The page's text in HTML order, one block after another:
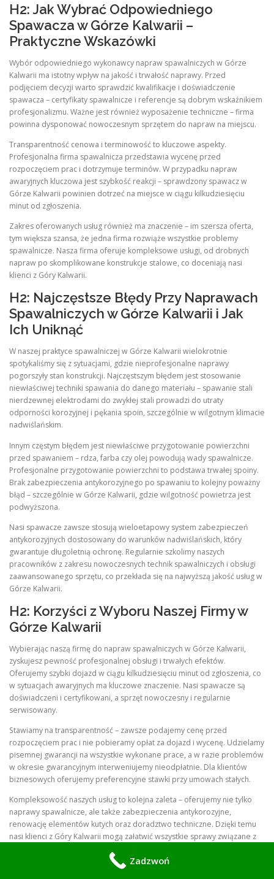
H2: Jak Wybrać Odpowiedniego
Spawacza w Górze Kalwarii –
Praktyczne Wskazówki
Wybór odpowiedniego wykonawcy napraw spawalniczych w Górze
Kalwarii ma istotny wpływ na jakość i trwałość naprawy. Przed
podjęciem decyzji warto sprawdzić kwalifikacje i doświadczenie
spawacza – certyfikaty spawalnicze i referencje są dobrym wskaźnikiem
profesjonalizmu. Ważne jest również wyposażenie techniczne – firma
powinna dysponować nowoczesnym sprzętem do napraw na miejscu.
Transparentność cenowa i terminowość to kluczowe aspekty.
Profesjonalna firma spawalnicza przedstawia wycenę przed
rozpoczęciem prac i dotrzymuje terminów. W przypadku napraw
awaryjnych kluczowa jest szybkość reakcji – sprawdzony spawacz w
Górze Kalwarii powinien dotrzeć na miejsce w ciągu kilkudziesięciu
minut od zgłoszenia.
Zakres oferowanych usług również ma znaczenie – im szersza oferta,
tym większa szansa, że jedna firma rozwiąże wszystkie problemy
spawalnicze. Nasza firma oferuje kompleksowe usługi, od drobnych
napraw po skomplikowane konstrukcje stalowe, co doceniają nasi
klienci z Góry Kalwarii.
H2: Najczęstsze Błędy Przy Naprawach
Spawalniczych w Górze Kalwarii i Jak
Ich Uniknąć
W naszej praktyce spawalniczej w Górze Kalwarii wielokrotnie
spotykaliśmy się z sytuacjami, gdzie nieprofesjonalne naprawy
pogorszyły stan konstrukcji. Najczęstszym błędem jest stosowanie
niewłaściwej techniki spawania do danego materiału – spawanie stali
nierdzewnej elektrodami do zwykłej stali prowadzi do utraty
odporności korozyjnej i pękania spoin, szczególnie w wilgotnym klimacie
nadwiślańskim.
Innym częstym błędem jest niewłaściwe przygotowanie powierzchni
przed spawaniem – rdza, farba czy olej powodują wady spawalnicze.
Profesjonalne przygotowanie powierzchni to podstawa trwałej spoiny.
Brak zabezpieczenia antykorozyjnego po spawaniu to kolejny poważny
błąd – szczególnie w Górze Kalwarii, gdzie wilgotność powietrza jest
podwyższona.
Nasi spawacze zawsze stosują wieloetapowy system zabezpieczeń
antykorozyjnych dostosowany do warunków nadwiślańskich, który
gwarantuje długoletnią ochronę. Regularnie szkolimy naszych
pracowników z zakresu nowoczesnych technik spawalniczych i obsługi
zaawansowanego sprzętu, co przekłada się na najwyższą jakość usług w
Górze Kalwarii.
H2: Korzyści z Wyboru Naszej Firmy w
Górze Kalwarii
Wybierając naszą firmę do napraw spawalniczych w Górze Kalwarii,
zyskujesz pewność profesjonalnej obsługi i trwałych efektów.
Oferujemy szybki dojazd w ciągu kilkudziesięciu minut od zgłoszenia, co
w sytuacjach awaryjnych ma kluczowe znaczenie. Nasi spawacze są
doświadczeni i certyfikowani, a sprzęt nowoczesny i regularnie
serwisowany.
Stawiamy na transparentność – zawsze podajemy cenę przed
rozpoczęciem prac i nie pobieramy opłat za dojazd i wycenę. Udzielamy
pisemnej gwarancji na wszystkie wykonane prace, a w razie problemów
w okresie gwarancyjnym interweniujemy nieodpłatnie. Dla klientów
biznesowych oferujemy preferencyjne stawki przy umowach stałych.
Kompleksowość naszych usług to kolejna zaleta – oferujemy nie tylko
naprawy spawalnicze, ale także zabezpieczenia antykorozyjne,
renowację elementów kutych oraz doradztwo techniczne. Dzięki temu
nasi klienci z Góry Kalwarii mogą załatwić wszystkie sprawy związane z
H2: Dlaczego Mieszkańcy Góry Kalwarii
Zadzwoń